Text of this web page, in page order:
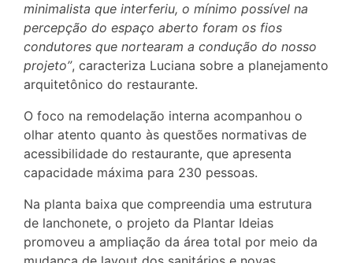
minimalista que interferiu, o mínimo possível na
percepção do espaço aberto foram os fios
condutores que nortearam a condução do nosso
projeto”, caracteriza Luciana sobre a planejamento
arquitetônico do restaurante.
O foco na remodelação interna acompanhou o
olhar atento quanto às questões normativas de
acessibilidade do restaurante, que apresenta
capacidade máxima para 230 pessoas.
Na planta baixa que compreendia uma estrutura
de lanchonete, o projeto da Plantar Ideias
promoveu a ampliação da área total por meio da